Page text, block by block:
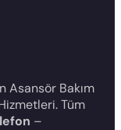
Asansör Bakım
Tüm
–